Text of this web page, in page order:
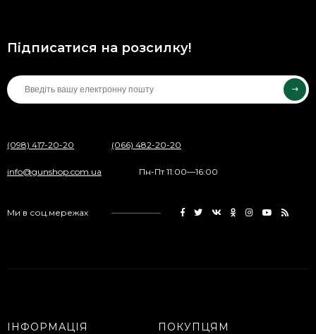
Підписатися на розсилку!
(098) 417-20-20 (066) 482-20-20
info@gunshop.com.ua Пн-Пт 11:00—16:00
Ми в соц.мережах
ІНФОРМАЦІЯ ПОКУПЦЯМ